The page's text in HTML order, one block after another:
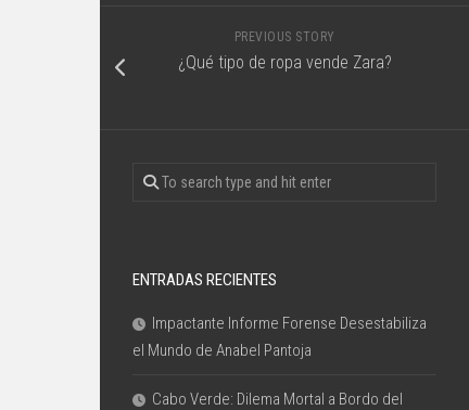
PREVIOUS STORY
¿Qué tipo de ropa vende Zara?
ENTRADAS RECIENTES
Impactante Informe Forense Desestabiliza
el Mundo de Anabel Pantoja
Cabo Verde: Dilema Mortal a Bordo del